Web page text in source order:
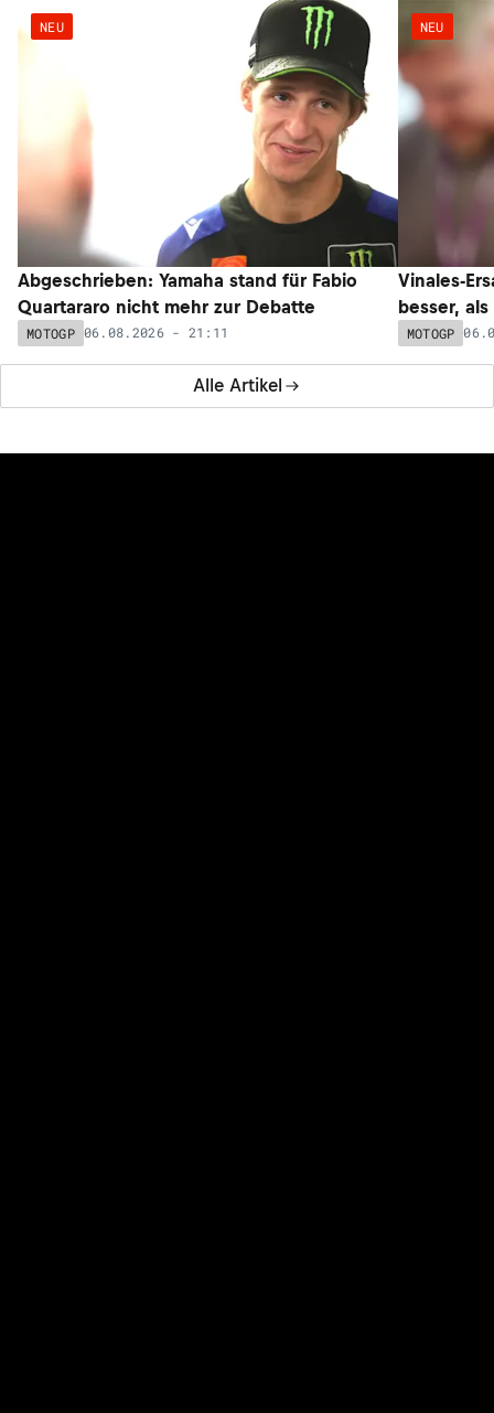
Alle Artikel
NEU
Abgeschrieben: Yamaha stand für Fabio
Quartararo nicht mehr zur Debatte
MOTOGP 06.08.2026 - 21:11
NEU
Vinales-
besser,
MOTOGP